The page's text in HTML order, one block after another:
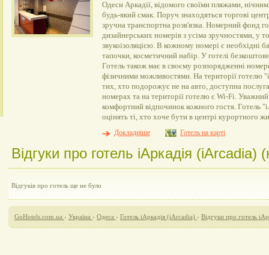
Одеси Аркадії, відомого своїми пляжами,
будь-який смак. Поруч знаходяться торгові
зручна транспортна розв'язка. Номерний фонд
дизайнерських номерів з усіма зручностями, у
звукоізоляцією. В кожному номері є необхідні
тапочки, косметичний набір. У готелі
Готель також має в своєму розпорядженні
фізичними можливостями. На території готелю
тих, хто подорожує не на авто, доступна
номерах та на території готелю є Wi-Fi.
комфортний відпочинок кожного гостя. Готель
оцінять ті, хто хоче бути в центрі курортного
Докладніше
Готель на карті
Відгуки про готель iАркадія (iArcadia)
Відгуків про готель ще не було
GoHotels.com.ua › Україна › Одеса › Готель iАркадія (iArcadia) › Відгуки про готель